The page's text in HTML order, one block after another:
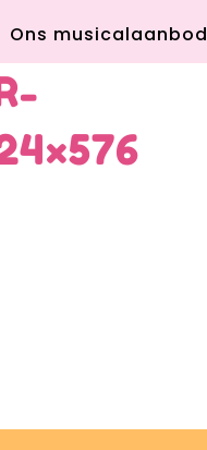
Ons musicalaanbod